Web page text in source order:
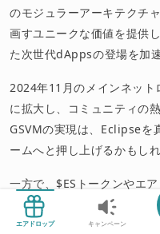
のモジュラーアーキテクチ
画すユニークな価値を提供
た次世代dAppsの登場を加
2024年11月のメインネッ
に拡大し、コミュニティの
GSVMの実現は、Eclipseを
ームへと押し上げるかもしれ
一方で、$ESトークンやエ
して限定的であり、ブロッ
ても注意深い確認が必要で
エアドロップ キャンペーン